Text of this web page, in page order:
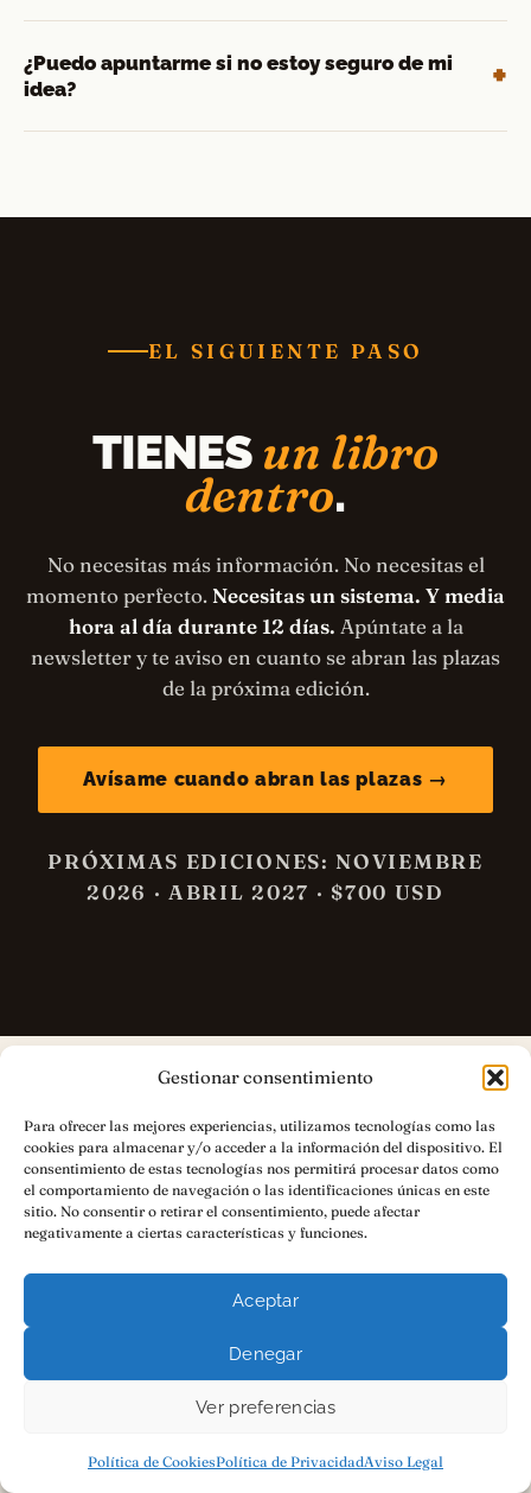
Gestionar consentimiento
Para ofrecer las mejores experiencias, utilizamos tecnologías como las
cookies para almacenar y/o acceder a la información del dispositivo. El
consentimiento de estas tecnologías nos permitirá procesar datos como
el comportamiento de navegación o las identificaciones únicas en este
sitio. No consentir o retirar el consentimiento, puede afectar
negativamente a ciertas características y funciones.
Aceptar
Denegar
Ver preferencias
Política de CookiesPolítica de PrivacidadAviso Legal
¿Puedo apuntarme si no estoy seguro de mi
idea?
EL SIGUIENTE PASO
TIENES un libro
dentro.
No necesitas más información. No necesitas el
momento perfecto. Necesitas un sistema. Y media
hora al día durante 12 días. Apúntate a la
newsletter y te aviso en cuanto se abran las plazas
de la próxima edición.
Avísame cuando abran las plazas →
PRÓXIMAS EDICIONES: NOVIEMBRE
2026 · ABRIL 2027 · $700 USD
P.D.
El contenido que publicas esta semana
desaparecerá del feed en 48 horas.Tu libro
seguirá posicionándote dentro de diez
libro dentro, la única pregunta que queda es
Apúntate a la newsletter →